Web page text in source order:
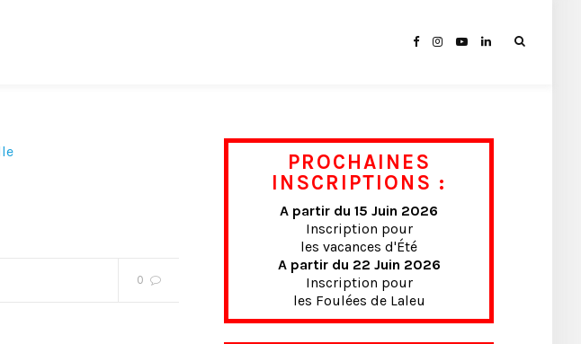
0
PROCHAINES
INSCRIPTIONS :
A partir du 15 Juin 2026
Inscription pour
les vacances d'Été
A partir du 22 Juin 2026
Inscription pour
les Foulées de Laleu